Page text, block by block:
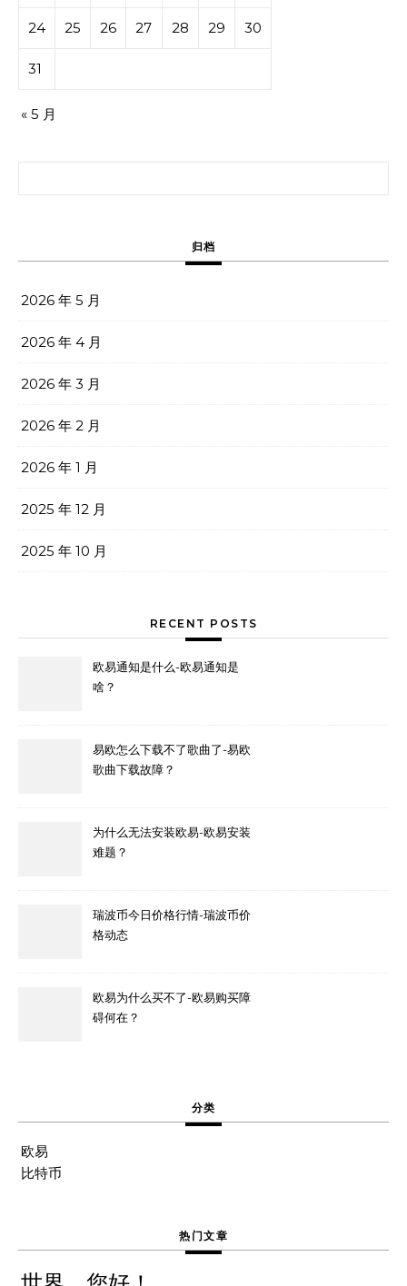
24 25 26 27 28 29 30
31
« 5 月
归档
2026 年 5 月
2026 年 4 月
2026 年 3 月
2026 年 2 月
2026 年 1 月
2025 年 12 月
2025 年 10 月
RECENT POSTS
欧易通知是什么-欧易通知是
啥？
易欧怎么下载不了歌曲了-易欧
歌曲下载故障？
为什么无法安装欧易-欧易安装
难题？
瑞波币今日价格行情-瑞波币价
格动态
欧易为什么买不了-欧易购买障
碍何在？
分类
欧易
比特币
热门文章